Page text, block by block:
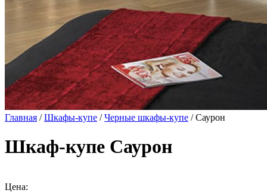
Главная /Шкафы-купе /Черные шкафы-купе / Саурон
Шкаф-купе Саурон
Цена: